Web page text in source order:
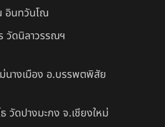
อินทวันโณ
วัดนิลาวรรณฯ
นางเมือง อ.บรรพตพิสัย
วัดปางมะกง จ.เชียงใหม่